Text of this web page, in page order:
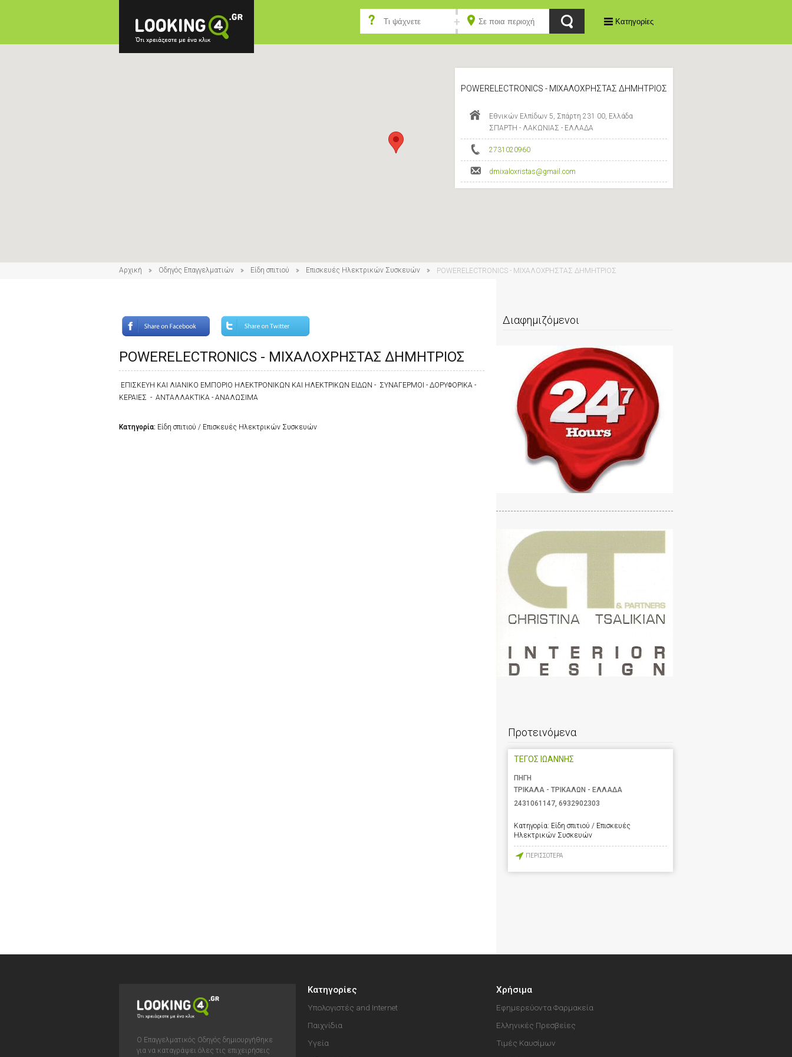
Κατηγορίες
POWERELECTRONICS - ΜΙΧΑΛΟΧΡΗΣΤΑΣ ΔΗΜΗΤΡΙΟΣ
Εθνικών Ελπίδων 5, Σπάρτη 231 00, Ελλάδα
ΣΠΑΡΤΗ - ΛΑΚΩΝΙΑΣ - ΕΛΛΑΔΑ
2731020960
dmixaloxristas@gmail.com
Αρχική Οδηγός Επαγγελματιών Είδη σπιτιού Επισκευές Ηλεκτρικών Συσκευών POWERELECTRONICS - ΜΙΧΑΛΟΧΡΗΣΤΑΣ ΔΗΜΗΤΡΙΟΣ
POWERELECTRONICS - ΜΙΧΑΛΟΧΡΗΣΤΑΣ ΔΗΜΗΤΡΙΟΣ
ΕΠΙΣΚΕΥΗ ΚΑΙ ΛΙΑΝΙΚΟ ΕΜΠΟΡΙΟ ΗΛΕΚΤΡΟΝΙΚΩΝ ΚΑΙ ΗΛΕΚΤΡΙΚΩΝ ΕΙΔΩΝ - ΣΥΝΑΓΕΡΜΟΙ - ΔΟΡΥΦΟΡΙΚΑ -
ΚΕΡΑΙΕΣ - ΑΝΤΑΛΛΑΚΤΙΚΑ - ΑΝΑΛΩΣΙΜΑ
Κατηγορία: Είδη σπιτιού / Επισκευές Ηλεκτρικών Συσκευών
Διαφημιζόμενοι
Προτεινόμενα
ΤΕΓΟΣ ΙΩΑΝΝΗΣ
ΠΗΓΗ
ΤΡΙΚΑΛΑ - ΤΡΙΚΑΛΩΝ - ΕΛΛΑΔΑ
2431061147 6932902303
Κατηγορία: Είδη σπιτιού / Επισκευές
Ηλεκτρικών Συσκευών
ΠΕΡΙΣΣΟΤΕΡΑ
Ο Επαγγελματικός Οδηγός δημιουργήθηκε
για να καταγράψει όλες τις επιχειρήσεις
Κατηγορίες
Υπολογιστές and Internet
Παιχνίδια
Υγεία
Χρήσιμα
Εφημερεύοντα Φαρμακεία
Ελληνικές Πρεσβείες
Τιμές Καυσίμων